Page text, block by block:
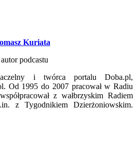
Kuriata
podcastu
i twórca portalu Doba.pl,
Od 1995 do 2007 pracował w Radiu
z wałbrzyskim Radiem
z Tygodnikiem Dzierżoniowskim.